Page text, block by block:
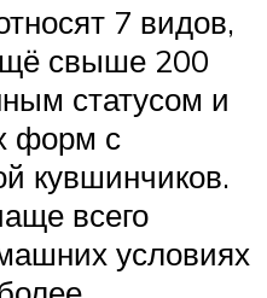
7 видов,
свыше 200
статусом и
форм с
кувшинчиков.
всего
условиях